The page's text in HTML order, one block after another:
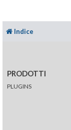
Indice
PRODOTTI
PLUGINS